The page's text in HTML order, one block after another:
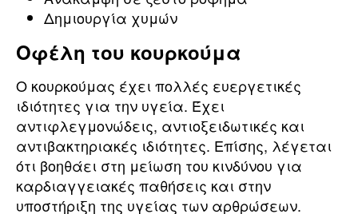
Δημιουργία χυμών
Οφέλη του κουρκούμα
Ο κουρκούμας έχει πολλές ευεργετικές
ιδιότητες για την υγεία. Έχει
αντιφλεγμονώδεις, αντιοξειδωτικές και
αντιβακτηριακές ιδιότητες. Επίσης, λέγεται
ότι βοηθάει στη μείωση του κινδύνου για
καρδιαγγειακές παθήσεις και στην
υποστήριξη της υγείας των αρθρώσεων.